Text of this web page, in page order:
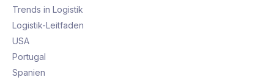
Trends in Logistik
Logistik-Leitfaden
USA
Portugal
Spanien